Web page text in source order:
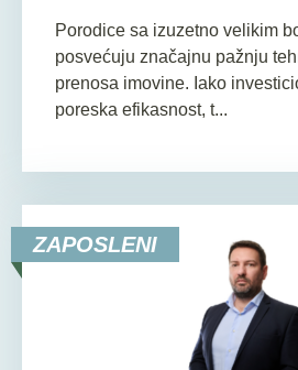
Porodice sa izuzetno velikim
posvećuju značajnu pažnju
prenosa imovine. Iako
poreska efikasnost, t...
ZAPOSLENI